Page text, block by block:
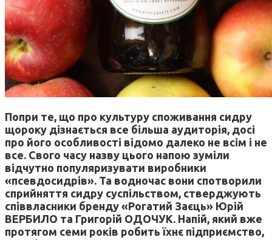
Попри те, що про культуру споживання сидру
щороку дізнається все більша аудиторія, досі
про його особливості відомо далеко не всім і не
все. Свого часу назву цього напою зуміли
відчутно популяризувати виробники
«псевдосидрів». Та водночас вони спотворили
сприйняття сидру суспільством, стверджують
співвласники бренду «Рогатий Заєць» Юрій
ВЕРБИЛО та Григорій ОДОЧУК. Напій, який вже
протягом семи років робить їхнє підприємство,